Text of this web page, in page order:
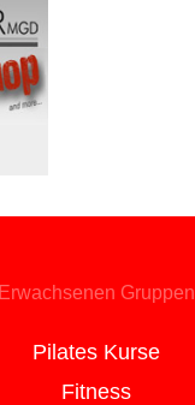
Erwachsenen Gruppen
Pilates Kurse
Fitness